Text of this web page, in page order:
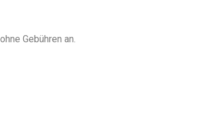
Gebühren an.